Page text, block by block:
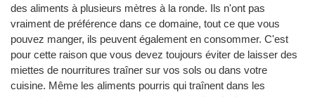
des aliments à plusieurs mètres à la ronde. Ils n'ont pas
vraiment de préférence dans ce domaine, tout ce que vous
pouvez manger, ils peuvent également en consommer. C'est
pour cette raison que vous devez toujours éviter de laisser des
miettes de nourritures traîner sur vos sols ou dans votre
cuisine. Même les aliments pourris qui traînent dans les